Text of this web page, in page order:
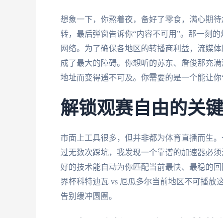
想象一下，你熬着夜，备好了零食，满心期
转，最后弹窗告诉你“内容不可用”。那一刻
网络。为了确保各地区的转播商利益，流媒
成了最大的障碍。你想听的苏东、詹俊那充
地址而变得遥不可及。你需要的是一个能让
解锁观赛自由的关
市面上工具很多，但并非都为体育直播而生
过无数次踩坑，我发现一个靠谱的加速器必
好的技术能自动为你匹配当前最快、最稳的
界杯科特迪瓦 vs 厄瓜多尔当前地区不可播放
告别缓冲圆圈。